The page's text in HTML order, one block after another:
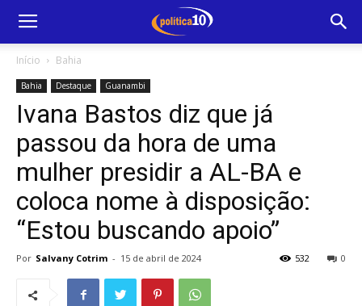
Início Bahia
Bahia Destaque Guanambi
Ivana Bastos diz que já
passou da hora de uma
mulher presidir a AL-BA e
coloca nome à disposição:
“Estou buscando apoio”
Por Salvany Cotrim - 15 de abril de 2024 0
532